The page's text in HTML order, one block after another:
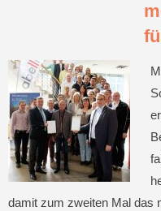
damit zum zweiten Mal das